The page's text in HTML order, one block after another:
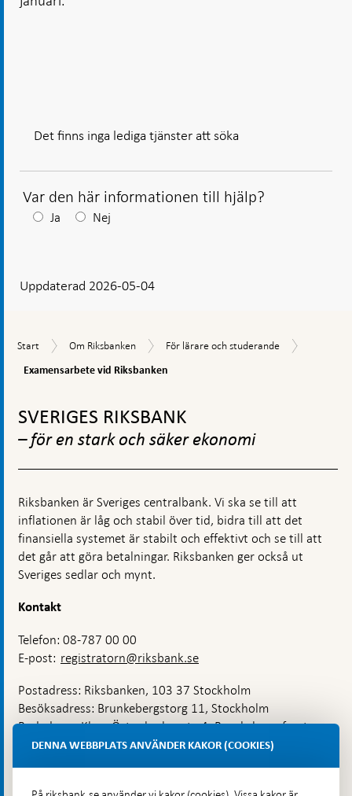
Var den här informationen till hjälp?
Efter
visas
Ja Nej
Uppdaterad 2026-05-04
Start
Start
Om
Om Riksbanken
För
och
För lärare och studerande
Examensarbete vid Riksbanken
toppnavigation
SVERIGES RIKSBANK
– för en stark och säker ekonomi
Riksbanken är Sveriges centralbank. Vi ska se till att
inflationen är låg och stabil över tid, bidra till att det
finansiella systemet är stabilt och effektivt och se till att
det går att göra betalningar. Riksbanken ger också ut
Sveriges sedlar och mynt.
Kontakt
Telefon: 08-787 00 00
E-post: registratorn@riksbank.se
Postadress: Riksbanken, 103 37 Stockholm
Besöksadress: Brunkebergstorg 11, Stockholm
Budadress: Klara Östra kyrkogata 4, Brunkebergsfaret,
Lastplats 6
DENNA WEBBPLATS ANVÄNDER KAKOR (COOKIES)